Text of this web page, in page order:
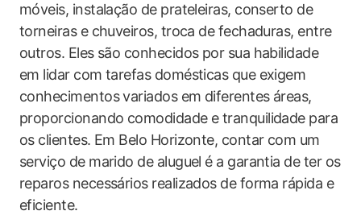
móveis, instalação de prateleiras, conserto de
torneiras e chuveiros, troca de fechaduras, entre
outros. Eles são conhecidos por sua habilidade
em lidar com tarefas domésticas que exigem
conhecimentos variados em diferentes áreas,
proporcionando comodidade e tranquilidade para
os clientes. Em Belo Horizonte, contar com um
serviço de marido de aluguel é a garantia de ter os
reparos necessários realizados de forma rápida e
eficiente.